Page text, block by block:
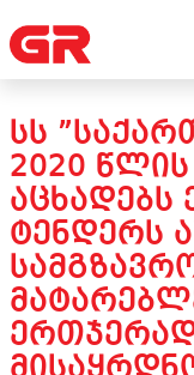
ᲡᲡ
2020
ᲢᲔᲜᲓᲔᲠᲡ